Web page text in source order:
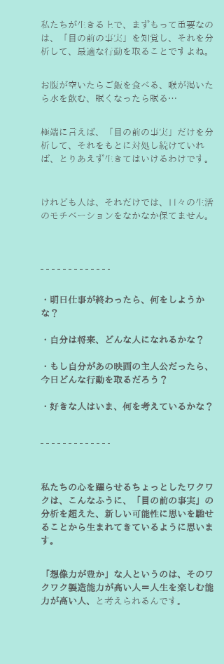
私たちが生きる上で、まずもって重要なの
は、「目の前の事実」を知覚し、それを分
析して、最適な行動を取ることですよね。
お腹が空いたらご飯を食べる、喉が渇いた
ら水を飲む、眠くなったら眠る…
極端に言えば、「目の前の事実」だけを分
析して、それをもとに対処し続けていれ
ば、とりあえず生きてはいけるわけです。
けれども人は、それだけでは、日々の生活
のモチベーションをなかなか保てません。
・明日仕事が終わったら、何をしようか
な？
・自分は将来、どんな人になれるかな？
・もし自分があの映画の主人公だったら、
今日どんな行動を取るだろう？
・好きな人はいま、何を考えているかな？
私たちの心を躍らせるちょっとしたワクワ
クは、こんなふうに、「目の前の事実」の
分析を超えた、新しい可能性に思いを馳せ
ることから生まれてきているように思いま
す。
「想像力が豊か」な人というのは、そのワ
クワク製造能力が高い人＝人生を楽しむ能
力が高い人、
と考えられるんです。